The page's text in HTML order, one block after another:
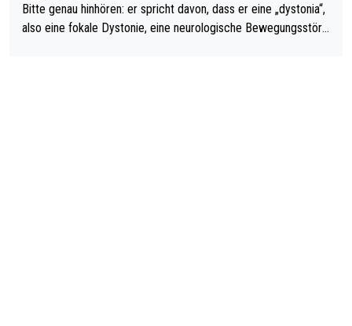
Bitte genau hinhören: er spricht davon, dass er eine „dystonia“,
also eine fokale Dystonie, eine neurologische Bewegungsstöru